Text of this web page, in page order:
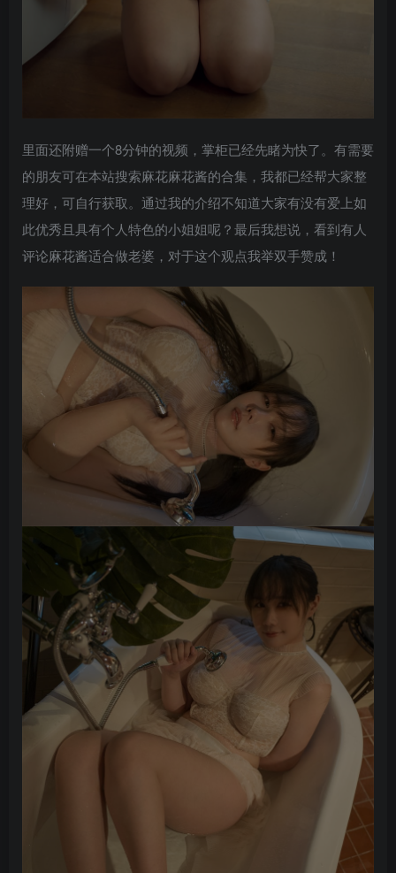
里面还附赠一个8分钟的视频，掌柜已经先睹为快了。有需要
的朋友可在本站搜索麻花麻花酱的合集，我都已经帮大家整
理好，可自行获取。通过我的介绍不知道大家有没有爱上如
此优秀且具有个人特色的小姐姐呢？最后我想说，看到有人
评论麻花酱适合做老婆，对于这个观点我举双手赞成！